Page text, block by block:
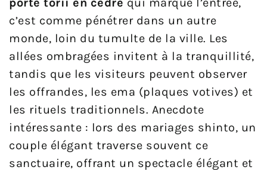
c’est comme pénétrer dans un autre
monde, loin du tumulte de la ville. Les
allées ombragées invitent à la tranquillité,
tandis que les visiteurs peuvent observer
les offrandes, les ema (plaques votives) et
les rituels traditionnels. Anecdote
intéressante : lors des mariages shinto, un
couple élégant traverse souvent ce
sanctuaire, offrant un spectacle élégant et